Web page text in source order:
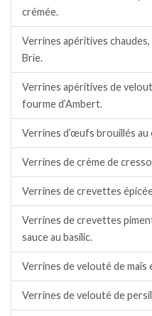
crémée.
Verrines apéritives
Brie.
Verrines apéritives de
fourme d’Ambert.
Verrines d’œufs brouillés au
Verrines de crème de
Verrines de crevettes
Verrines de crevettes
sauce au basilic.
Verrines de velouté de
Verrines de velouté de